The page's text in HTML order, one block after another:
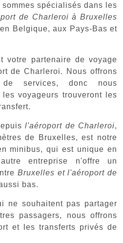
sommes spécialisés dans les
de Charleroi à Bruxelles
Belgique, aux Pays-Bas et
votre partenaire de voyage
de Charleroi. Nous offrons
services, donc nous
voyageurs trouveront les
l'aéroport de Charleroi,
de Bruxelles, est notre
minibus, qui est unique en
entreprise n'offre un
Bruxelles et l'aéroport de
bas.
ne souhaitent pas partager
passagers, nous offrons
et les transferts privés de